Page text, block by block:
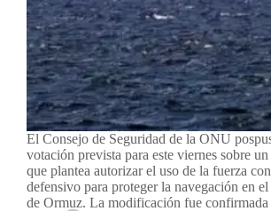
El Consejo de Seguridad de la ONU
votación prevista para este viernes sobre
que plantea autorizar el uso de la fuerza
defensivo para proteger la navegación en el
de Ormuz. La modificación fue